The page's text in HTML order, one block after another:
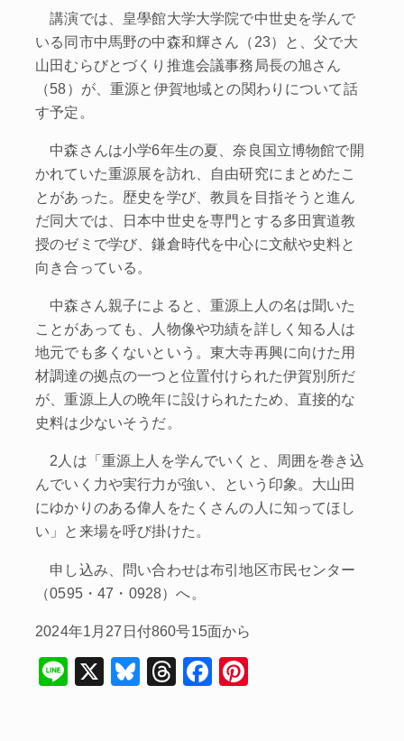
講演では、皇學館大学大学院で中世史を学んで
いる同市中馬野の中森和輝さん（23）と、父で大
山田むらびとづくり推進会議事務局長の旭さん
（58）が、重源と伊賀地域との関わりについて話
す予定。
中森さんは小学6年生の夏、奈良国立博物館で開
かれていた重源展を訪れ、自由研究にまとめたこ
とがあった。歴史を学び、教員を目指そうと進ん
だ同大では、日本中世史を専門とする多田實道教
授のゼミで学び、鎌倉時代を中心に文献や史料と
向き合っている。
中森さん親子によると、重源上人の名は聞いた
ことがあっても、人物像や功績を詳しく知る人は
地元でも多くないという。東大寺再興に向けた用
材調達の拠点の一つと位置付けられた伊賀別所だ
が、重源上人の晩年に設けられたため、直接的な
史料は少ないそうだ。
2人は「重源上人を学んでいくと、周囲を巻き込
んでいく力や実行力が強い、という印象。大山田
にゆかりのある偉人をたくさんの人に知ってほし
い」と来場を呼び掛けた。
申し込み、問い合わせは布引地区市民センター
（0595・47・0928）へ。
2024年1月27日付860号15面から
Li
X
Bl
T
F